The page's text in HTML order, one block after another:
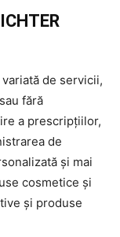
variată de servicii,
fără
a prescripțiilor,
de
și mai
cosmetice și
și produse